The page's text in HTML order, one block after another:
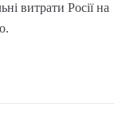
витрати Росії на